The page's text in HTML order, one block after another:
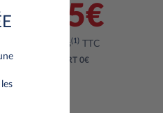
305€
par mois(1)TTC
APPORT 0€